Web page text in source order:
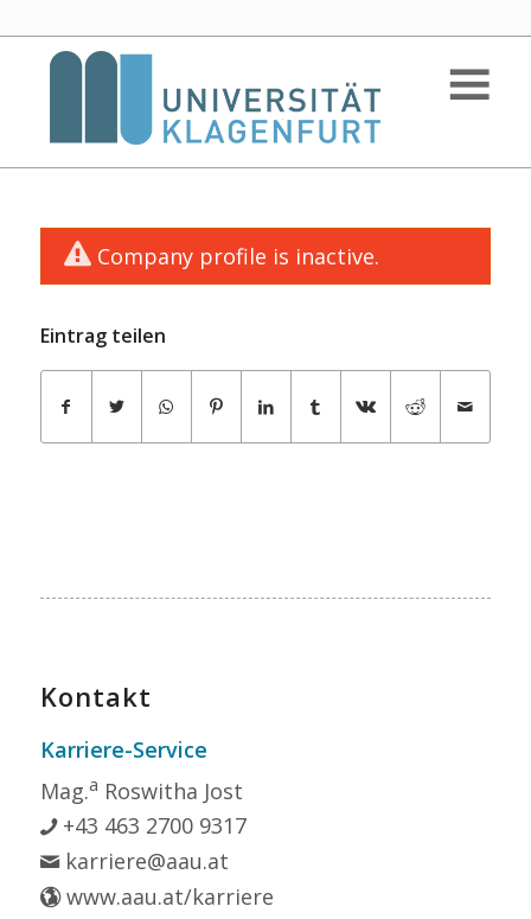
Company profile is inactive.
Eintrag teilen
Kontakt
Karriere-Service
Mag.a Roswitha Jost
+43 463 2700 9317
karriere@aau.at
www.aau.at/karriere